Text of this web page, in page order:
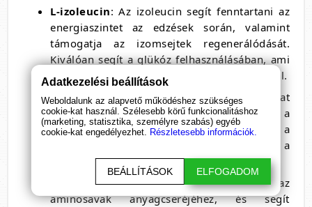
L-izoleucin: Az izoleucin segít fenntartani az
energiaszintet az edzések során, valamint
támogatja az izomsejtek regenerálódását.
Kiválóan segít a glükóz felhasználásában, ami
különösen fontos az állóképességi sportoknál.
L-valin: Ez az aminosav hozzájárul az izomzat
energiaellátásához, és segít fenntartani a
mentális éberséget. Az L-valin támogatja a
szövetek regenerálódását, így hozzájárul a
gyorsabb felépüléshez.
B6 vitamin: Ez a vitamin nélkülözhetetlen az
aminosavak anyagcseréjéhez, és segít
Adatkezelési beállítások
Weboldalunk az alapvető működéshez szükséges
cookie-kat használ. Szélesebb körű funkcionalitáshoz
(marketing, statisztika, személyre szabás) egyéb
cookie-kat engedélyezhet. Részletesebb információk.
BEÁLLÍTÁSOK ELFOGADOM